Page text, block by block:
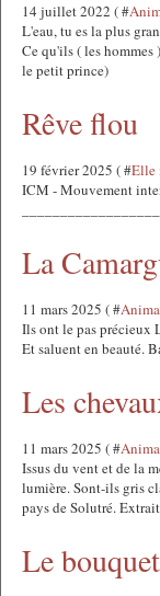
14 juillet 2022 ( #
L'eau, tu es la plus
Ce qu'ils ( les
le petit prince)
Rêve flou
19 février 2025 ( #Elle
ICM - Mouvement
La
11 mars 2025 ( #
Ils ont le pas précieux
Et saluent en beauté.
Les
11 mars 2025 ( #
Issus du vent et de la
lumière. Sont-ils gris
pays de Solutré.
Le